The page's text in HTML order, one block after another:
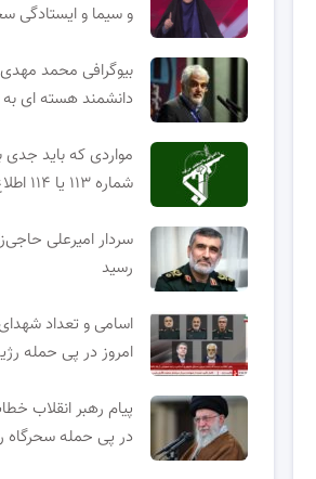
و سیما و ایستادگی
بیوگرافی محمد
دانشمند هسته ای
مواردی که باید جدی
شماره ۱۱۳ یا ۱۱۴ اطلاع رسانی کنید
سردار امیرعلی
رسید
اسامی و تعداد
امروز در پی حمله
پیام رهبر انقلاب
در پی حمله سحرگاه